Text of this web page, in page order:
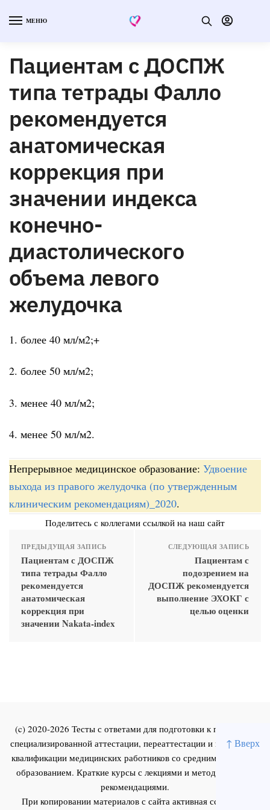
↑ Вверх
МЕНЮ
Пациентам с ДОСПЖ
типа тетрады Фалло
рекомендуется
анатомическая
коррекция при
значении индекса
конечно-
диастолического
объема левого
желудочка
1. более 40 мл/м2;+
2. более 50 мл/м2;
3. менее 40 мл/м2;
4. менее 50 мл/м2.
Непрерывное медицинское образование: Удвоение
выхода из правого желудочка (по утвержденным
клиническим рекомендациям)_2020.
Поделитесь с коллегами ссылкой на наш сайт
ПРЕДЫДУЩАЯ ЗАПИСЬ
Пациентам с ДОСПЖ
типа тетрады Фалло
рекомендуется
анатомическая
коррекция при
значении Nakata-index
СЛЕДУЮЩАЯ ЗАПИСЬ
Пациентам с
подозрением на
ДОСПЖ рекомендуется
выполнение ЭХОКГ с
целью оценки
(c) 2020-2026 Тесты с ответами для подготовки к первичной
специализированной аттестации, переаттестации и повышения
квалификации медицинских работников со средним и высшим
образованием. Краткие курсы с лекциями и методическими
рекомендациями.
При копировании материалов с сайта активная ссылка на